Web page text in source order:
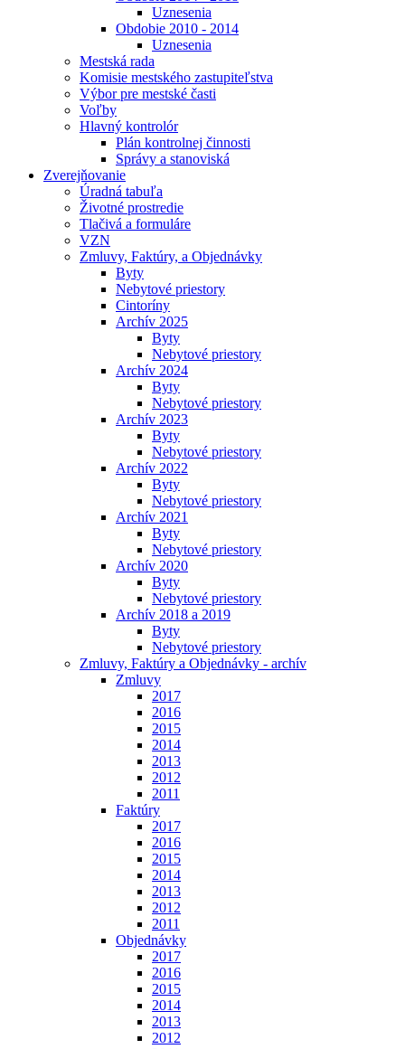
Uznesenia
Obdobie 2010 - 2014
Uznesenia
Mestská rada
Komisie mestského zastupiteľstva
Výbor pre mestské časti
Voľby
Hlavný kontrolór
Plán kontrolnej činnosti
Správy a stanoviská
Zverejňovanie
Úradná tabuľa
Životné prostredie
Tlačivá a formuláre
VZN
Zmluvy, Faktúry, a Objednávky
Byty
Nebytové priestory
Cintoríny
Archív 2025
Byty
Nebytové priestory
Archív 2024
Byty
Nebytové priestory
Archív 2023
Byty
Nebytové priestory
Archív 2022
Byty
Nebytové priestory
Archív 2021
Byty
Nebytové priestory
Archív 2020
Byty
Nebytové priestory
Archív 2018 a 2019
Byty
Nebytové priestory
Zmluvy, Faktúry a Objednávky - archív
Zmluvy
2017
2016
2015
2014
2013
2012
2011
Faktúry
2017
2016
2015
2014
2013
2012
2011
Objednávky
2017
2016
2015
2014
2013
2012